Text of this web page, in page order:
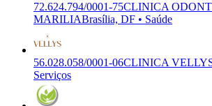
72.624.794/0001-75CLINICA
MARILIABrasília, DF • Saúde
56.028.058/0001-06CLINICA
Serviços